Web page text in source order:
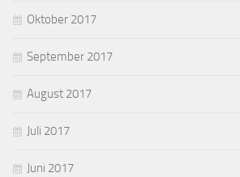
Oktober 2017
September 2017
August 2017
Juli 2017
Juni 2017